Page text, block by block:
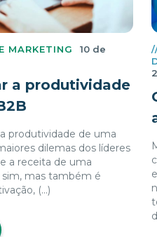
MARKETING
10 de
a produtividade
produtividade de uma
dilemas dos líderes
a receita de uma
mas também é
(...)